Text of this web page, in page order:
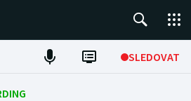
SLEDOVAT